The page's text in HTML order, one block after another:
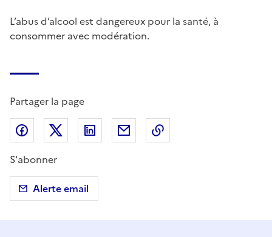
L’abus d’alcool est dangereux pour la santé, à
consommer avec modération.
Partager la page
Partager sur Facebook
Partager sur X (anciennement Twitter)
Partager sur LinkedIn
Partager par email
S'abonner
Alerte email